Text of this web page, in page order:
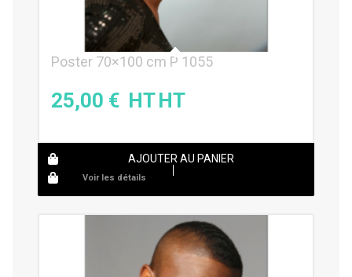
Poster 70×100 cm P 1055
25,00 €
AJOUTER AU PANIER
Voir les détails